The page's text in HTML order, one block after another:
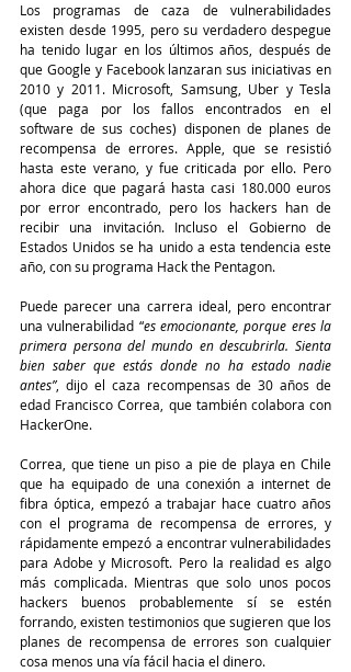
Los programas de caza de vulnerabilidades
existen desde 1995, pero su verdadero despegue
ha tenido lugar en los últimos años, después de
que Google y Facebook lanzaran sus iniciativas en
2010 y 2011. Microsoft, Samsung, Uber y Tesla
(que paga por los fallos encontrados en el
software de sus coches) disponen de planes de
recompensa de errores. Apple, que se resistió
hasta este verano, y fue criticada por ello. Pero
ahora dice que pagará hasta casi 180.000 euros
por error encontrado, pero los hackers han de
recibir una invitación. Incluso el Gobierno de
Estados Unidos se ha unido a esta tendencia este
año, con su programa Hack the Pentagon.
Puede parecer una carrera ideal, pero encontrar
una vulnerabilidad “es emocionante, porque eres la
primera persona del mundo en descubrirla. Sienta
bien saber que estás donde no ha estado nadie
antes”, dijo el caza recompensas de 30 años de
edad Francisco Correa, que también colabora con
HackerOne.
Correa, que tiene un piso a pie de playa en Chile
que ha equipado de una conexión a internet de
fibra óptica, empezó a trabajar hace cuatro años
con el programa de recompensa de errores, y
rápidamente empezó a encontrar vulnerabilidades
para Adobe y Microsoft. Pero la realidad es algo
más complicada. Mientras que solo unos pocos
hackers buenos probablemente sí se estén
forrando, existen testimonios que sugieren que los
planes de recompensa de errores son cualquier
cosa menos una vía fácil hacia el dinero.